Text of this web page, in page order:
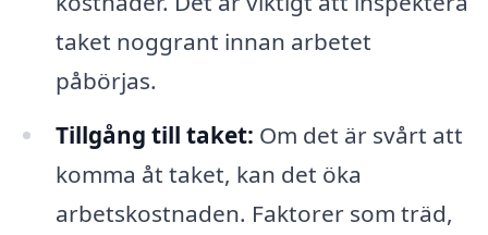
taket noggrant innan arbetet
påbörjas.
Tillgång till taket: Om det är svårt att
komma åt taket, kan det öka
arbetskostnaden. Faktorer som träd,